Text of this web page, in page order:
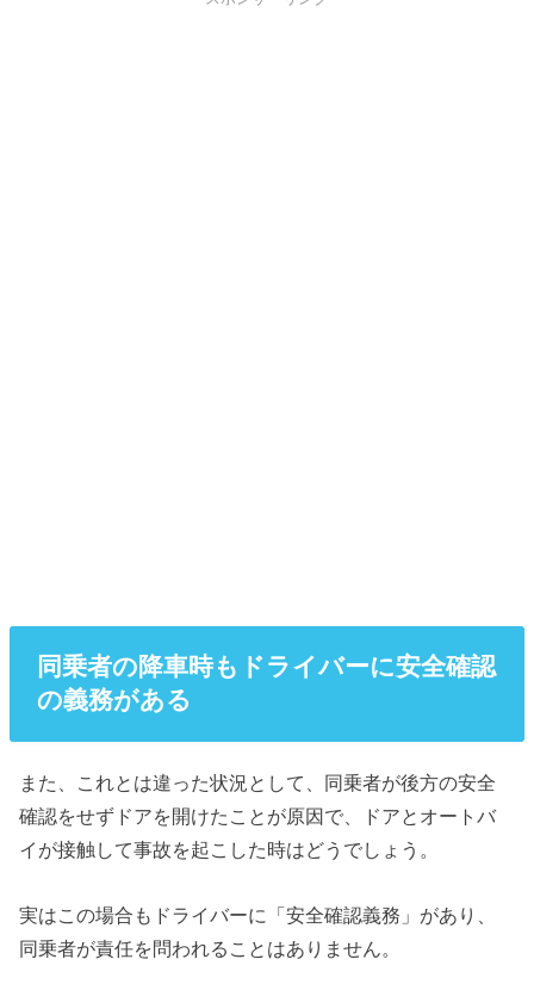
同乗者の降車時もドライバーに安全確認
の義務がある
また、これとは違った状況として、同乗者が後方の安全
確認をせずドアを開けたことが原因で、ドアとオートバ
イが接触して事故を起こした時はどうでしょう。
実はこの場合もドライバーに「安全確認義務」があり、
同乗者が責任を問われることはありません。